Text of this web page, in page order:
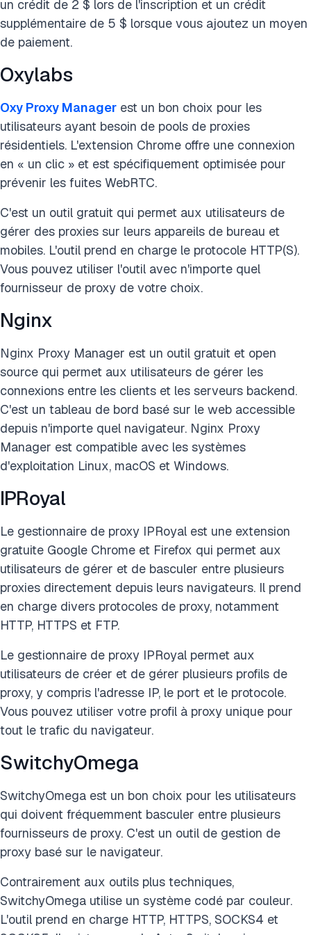
un crédit de 2 $ lors de l'inscription et un crédit
supplémentaire de 5 $ lorsque vous ajoutez un moyen
de paiement.
Oxylabs
Oxy Proxy Manager est un bon choix pour les
utilisateurs ayant besoin de pools de proxies
résidentiels. L'extension Chrome offre une connexion
en « un clic » et est spécifiquement optimisée pour
prévenir les fuites WebRTC.
C'est un outil gratuit qui permet aux utilisateurs de
gérer des proxies sur leurs appareils de bureau et
mobiles. L'outil prend en charge le protocole HTTP(S).
Vous pouvez utiliser l'outil avec n'importe quel
fournisseur de proxy de votre choix.
Nginx
Nginx Proxy Manager est un outil gratuit et open
source qui permet aux utilisateurs de gérer les
connexions entre les clients et les serveurs backend.
C'est un tableau de bord basé sur le web accessible
depuis n'importe quel navigateur. Nginx Proxy
Manager est compatible avec les systèmes
d'exploitation Linux, macOS et Windows.
IPRoyal
Le gestionnaire de proxy IPRoyal est une extension
gratuite Google Chrome et Firefox qui permet aux
utilisateurs de gérer et de basculer entre plusieurs
proxies directement depuis leurs navigateurs. Il prend
en charge divers protocoles de proxy, notamment
HTTP, HTTPS et FTP.
Le gestionnaire de proxy IPRoyal permet aux
utilisateurs de créer et de gérer plusieurs profils de
proxy, y compris l'adresse IP, le port et le protocole.
Vous pouvez utiliser votre profil à proxy unique pour
tout le trafic du navigateur.
SwitchyOmega
SwitchyOmega est un bon choix pour les utilisateurs
qui doivent fréquemment basculer entre plusieurs
fournisseurs de proxy. C'est un outil de gestion de
proxy basé sur le navigateur.
Contrairement aux outils plus techniques,
SwitchyOmega utilise un système codé par couleur.
L'outil prend en charge HTTP, HTTPS, SOCKS4 et